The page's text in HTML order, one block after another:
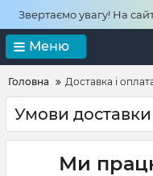
Звертаємо увагу! На
Меню
Головна Доставка і
Умови
Ми